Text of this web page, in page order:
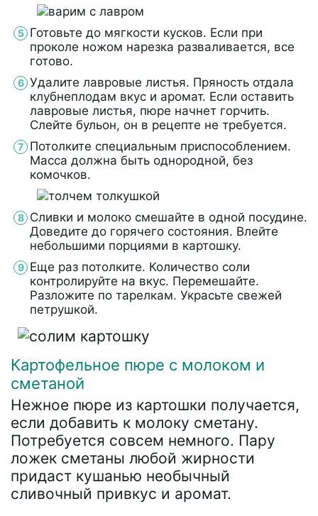
Готовьте до мягкости кусков. Если при
проколе ножом нарезка разваливается, все
готово.
Удалите лавровые листья. Пряность отдала
клубнеплодам вкус и аромат. Если оставить
лавровые листья, пюре начнет горчить.
Слейте бульон, он в рецепте не требуется.
Потолките специальным приспособлением.
Масса должна быть однородной, без
комочков.
Сливки и молоко смешайте в одной посудине.
Доведите до горячего состояния. Влейте
небольшими порциями в картошку.
Еще раз потолките. Количество соли
контролируйте на вкус. Перемешайте.
Разложите по тарелкам. Украсьте свежей
петрушкой.
Картофельное пюре с молоком и
сметаной
Нежное пюре из картошки получается,
если добавить к молоку сметану.
Потребуется совсем немного. Пару
ложек сметаны любой жирности
придаст кушанью необычный
сливочный привкус и аромат.